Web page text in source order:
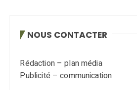
NOUS CONTACTER
Rédaction – plan média
Publicité – communication